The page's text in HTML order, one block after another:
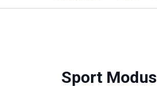
Sport Modus